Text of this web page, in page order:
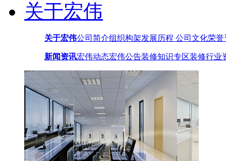
关于宏伟
关于宏伟公司简介组织构架发展历程 公司文化荣誉
新闻资讯宏伟动态宏伟公告装修知识专区装修行业